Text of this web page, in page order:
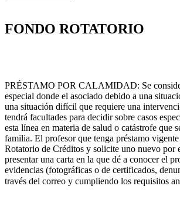
FONDO ROTATORIO
PRÉSTAMO POR CALAMIDAD: Se
especial donde el asociado debido a una
una situación difícil que requiere una
tendrá facultades para decidir sobre casos
esta línea en materia de salud o catástrofe que
familia. El profesor que tenga préstamo
Rotatorio de Créditos y solicite uno nuevo por
presentar una carta en la que dé a conocer el
evidencias (fotográficas o de certificados,
través del correo y cumpliendo los requisitos